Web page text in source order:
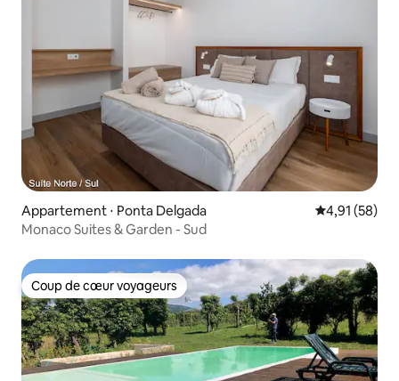
Appartement ⋅ Ponta Delgada Évaluation
4,91 (58)
Monaco Suites & Garden - Sud
Coup de cœur voyageurs
Coup de cœur voyageurs